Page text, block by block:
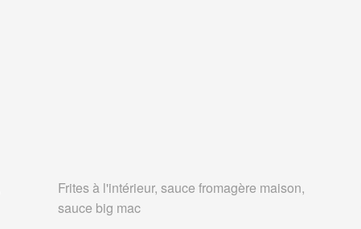
Frites à l'intérieur, sauce fromagère maison,
sauce big mac